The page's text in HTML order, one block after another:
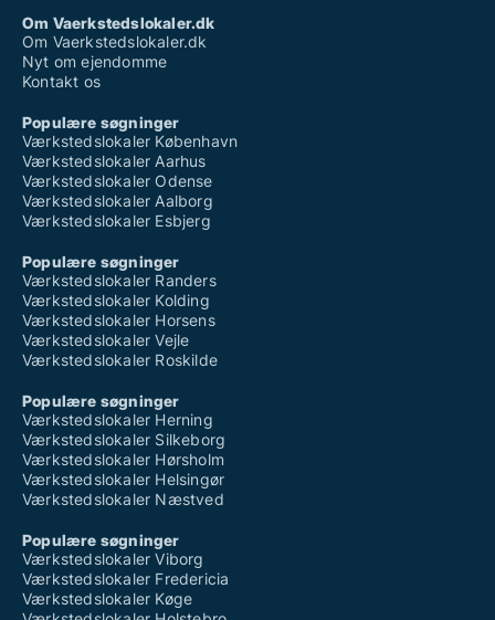
Om Vaerkstedslokaler.dk
Om Vaerkstedslokaler.dk
Nyt om ejendomme
Kontakt os
Populære søgninger
Værkstedslokaler København
Værkstedslokaler Aarhus
Værkstedslokaler Odense
Værkstedslokaler Aalborg
Værkstedslokaler Esbjerg
Populære søgninger
Værkstedslokaler Randers
Værkstedslokaler Kolding
Værkstedslokaler Horsens
Værkstedslokaler Vejle
Værkstedslokaler Roskilde
Populære søgninger
Værkstedslokaler Herning
Værkstedslokaler Silkeborg
Værkstedslokaler Hørsholm
Værkstedslokaler Helsingør
Værkstedslokaler Næstved
Populære søgninger
Værkstedslokaler Viborg
Værkstedslokaler Fredericia
Værkstedslokaler Køge